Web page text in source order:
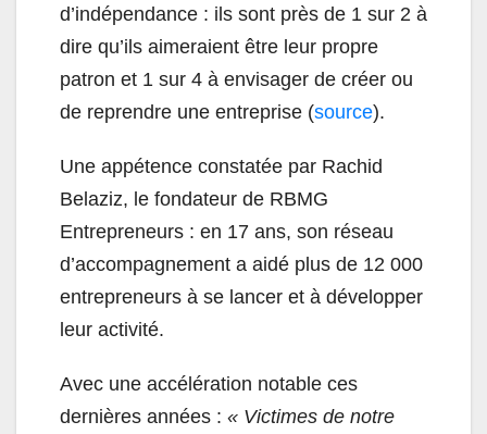
d’indépendance : ils sont près de 1 sur 2 à
dire qu’ils aimeraient être leur propre
patron et 1 sur 4 à envisager de créer ou
de reprendre une entreprise (source).
Une appétence constatée par Rachid
Belaziz, le fondateur de RBMG
Entrepreneurs : en 17 ans, son réseau
d’accompagnement a aidé plus de 12 000
entrepreneurs à se lancer et à développer
leur activité.
Avec une accélération notable ces
dernières années : « Victimes de notre